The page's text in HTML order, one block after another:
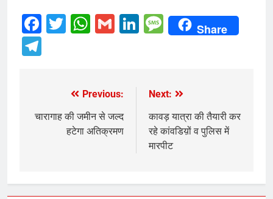
Facebook
Twitter
WhatsApp
GmailLinkedIn
Message
Share
navigation
Previous:
चारागाह की जमीन से जल्द
हटेगा अतिक्रमण
Next:
कावड़ यात्रा की तैयारी कर
रहे कांवडिय़ों व पुलिस में
मारपीट